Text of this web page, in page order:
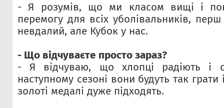
- Я розумів, що ми класом вищі і
перемогу для всіх уболівальників,
невдалий, але Кубок у нас.
- Що відчуваєте просто зараз?
- Я відчуваю, що хлопці радіють і
наступному сезоні вони будуть так грати
золоті медалі дуже підходять.